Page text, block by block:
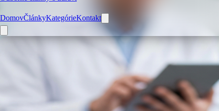
DomovČlánkyKategórieKontakt